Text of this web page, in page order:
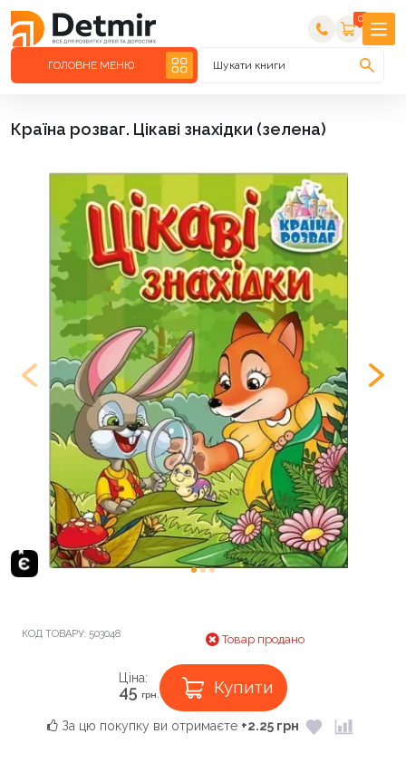
0
ГОЛОВНЕ МЕНЮ Шукати книги
Країна розваг. Цікаві знахідки (зелена)
КОД ТОВАРУ: 503048 Товар продано
Ціна:
45 грн. Купити
За цю покупку ви отримаєте +2.25 грн